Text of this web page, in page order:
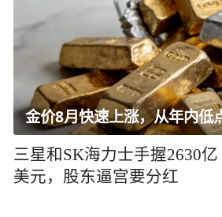
三星和SK海力士手握2630亿
美元，股东逼宫要分红